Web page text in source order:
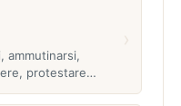
ammutinarsi,
protestare…